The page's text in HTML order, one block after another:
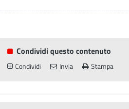
Condividi questo contenuto
Condividi Invia Stampa